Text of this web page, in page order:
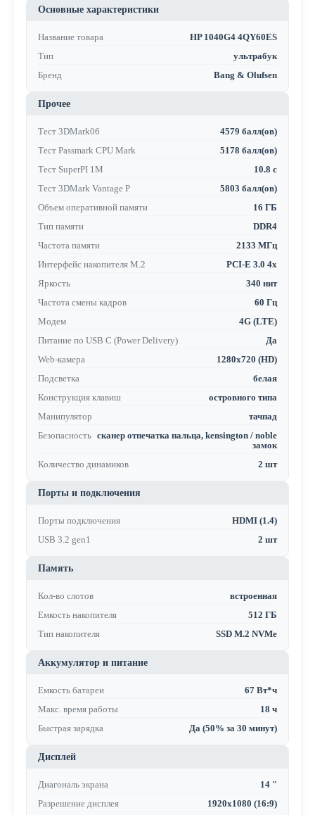
Основные характеристики
Название товара
HP 1040G4 4QY60ES
Тип
ультрабук
Бренд
Bang & Olufsen
Прочее
Тест 3DMark06
4579 балл(ов)
Тест Passmark CPU Mark
5178 балл(ов)
Тест SuperPI 1M
10.8 с
Тест 3DMark Vantage P
5803 балл(ов)
Объем оперативной памяти
16 ГБ
Тип памяти
DDR4
Частота памяти
2133 МГц
Интерфейс накопителя M.2
PCI-E 3.0 4x
Яркость
340 нит
Частота смены кадров
60 Гц
Модем
4G (LTE)
Питание по USB C (Power Delivery)
Да
Web-камера
1280x720 (HD)
Подсветка
белая
Конструкция клавиш
островного типа
Манипулятор
тачпад
Безопасность сканер отпечатка пальца, kensington / noble
замок
Количество динамиков
2 шт
Порты и подключения
Порты подключения
HDMI (1.4)
USB 3.2 gen1
2 шт
Память
Кол-во слотов
встроенная
Емкость накопителя
512 ГБ
Тип накопителя
SSD M.2 NVMe
Аккумулятор и питание
Емкость батареи
67 Вт*ч
Макс. время работы
18 ч
Быстрая зарядка
Да (50% за 30 минут)
Дисплей
Диагональ экрана
14 "
Разрешение дисплея
1920x1080 (16:9)